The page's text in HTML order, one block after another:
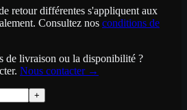
retour différentes s'appliquent aux
Consultez nos conditions de
de livraison ou la disponibilité ?
Nous contacter→
+